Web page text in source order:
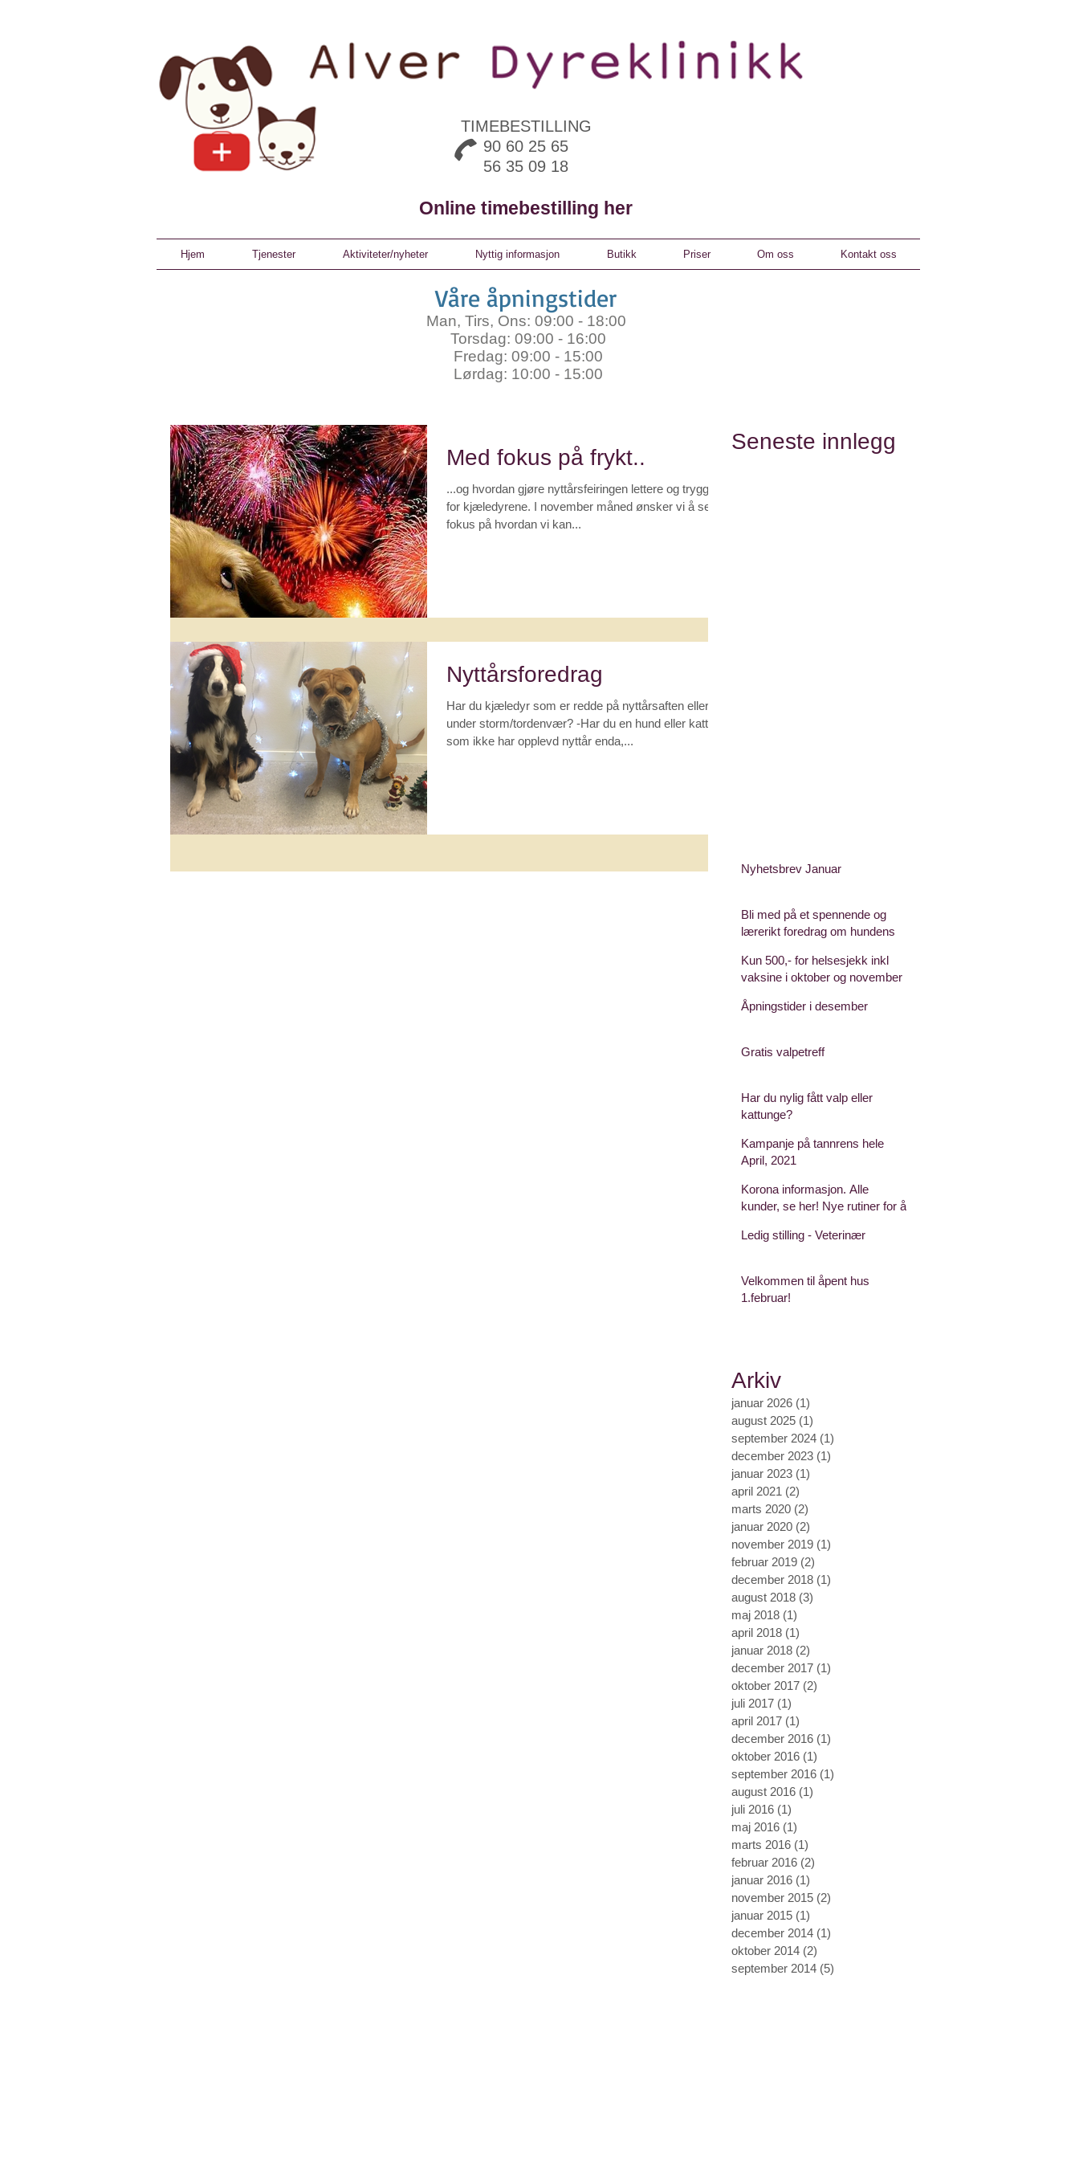
TIMEBESTILLING
90 60 25 65
56 35 09 18
Online timebestilling her
Hjem Tjenester Aktiviteter/nyheter Nyttig informasjon Butikk Priser Om oss Kontakt oss
Våre åpningstider
Man, Tirs, Ons: 09:00 - 18:00
Torsdag: 09:00 - 16:00
Fredag: 09:00 - 15:00​
Lørdag: 10:00 - 15:00
Med fokus på frykt..
...og hvordan gjøre nyttårsfeiringen lettere og tryggere
for kjæledyrene. I november måned ønsker vi å sette
fokus på hvordan vi kan...
Nyttårsforedrag
Har du kjæledyr som er redde på nyttårsaften eller
under storm/tordenvær? -Har du en hund eller katt,
som ikke har opplevd nyttår enda,...
Nyhetsbrev Januar
Bli med på et spennende og
lærerikt foredrag om hundens
Kun 500,- for helsesjekk inkl
vaksine i oktober og november
Åpningstider i desember
Gratis valpetreff
Har du nylig fått valp eller
kattunge?
Kampanje på tannrens hele
April, 2021
Korona informasjon. Alle
kunder, se her! Nye rutiner for å
Ledig stilling - Veterinær
Velkommen til åpent hus
1.februar!
Seneste innlegg
Arkiv
januar 2026 (1)
august 2025 (1)
september 2024 (1)
december 2023 (1)
januar 2023 (1)
april 2021 (2)
marts 2020 (2)
januar 2020 (2)
november 2019 (1)
februar 2019 (2)
december 2018 (1)
august 2018 (3)
maj 2018 (1)
april 2018 (1)
januar 2018 (2)
december 2017 (1)
oktober 2017 (2)
juli 2017 (1)
april 2017 (1)
december 2016 (1)
oktober 2016 (1)
september 2016 (1)
august 2016 (1)
juli 2016 (1)
maj 2016 (1)
marts 2016 (1)
februar 2016 (2)
januar 2016 (1)
november 2015 (2)
januar 2015 (1)
december 2014 (1)
oktober 2014 (2)
september 2014 (5)